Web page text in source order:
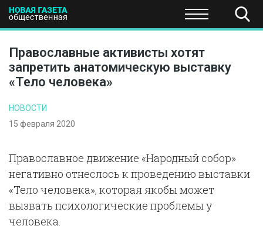
ПОЛИТИКА ЭКОНОМИКА НАУКА И
Православные активисты хотят
запретить анатомическую выставку
«Тело человека»
НОВОСТИ
15 февраля 2020
Православное движение «Народный собор»
негативно отнеслось к проведению выставки
«Тело человека», которая якобы может
вызвать психологические проблемы у
человека.